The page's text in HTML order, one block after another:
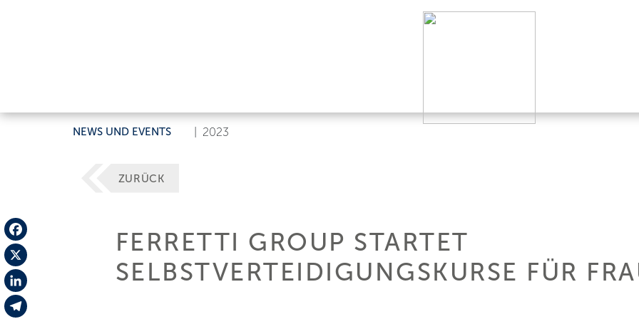
NEWS UND EVENTS 2023
Facebook
X
LinkedIn
ZURÜCK
FERRETTI GROUP STARTET
SELBSTVERTEIDIGUNGSKURSE FÜR